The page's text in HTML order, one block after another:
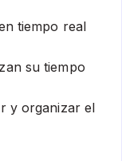
tiempo real
su tiempo
y organizar el